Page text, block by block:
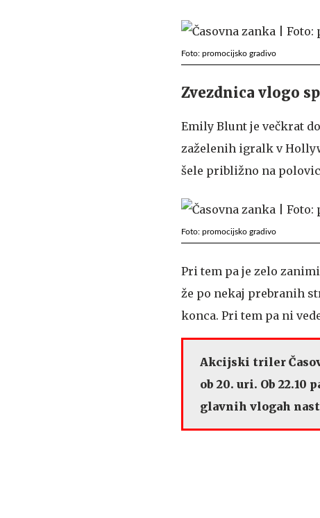
Foto: promocijsko gradivo
Zvezdnica vlogo
Emily Blunt je večkrat
zaželenih igralk v
šele približno na
Foto: promocijsko gradivo
Pri tem pa je zelo
že po nekaj prebranih
konca. Pri tem pa ni
Akcijski triler
ob 20. uri. Ob
glavnih vlogah